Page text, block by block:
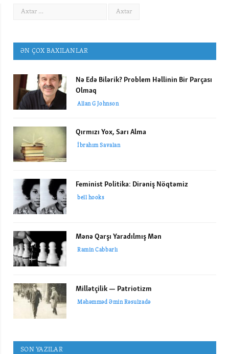
ƏN ÇOX BAXILANLAR
Nə Edə Bilərik? Problem Həllinin Bir Parçası
Olmaq
Allan G Johnson
Qırmızı Yox, Sarı Alma
İbrahım Savalan
Feminist Politika: Dirəniş Nöqtəmiz
bell hooks
Mənə Qarşı Yaradılmış Mən
Ramin Cabbarlı
Millətçilik — Patriotizm
Məhəmməd Əmin Rəsulzadə
SON YAZILAR